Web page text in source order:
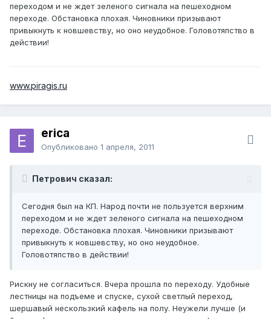
переходом и не ждет зеленого сигнала на пешеходном
переходе. Обстановка плохая. Чиновники призывают
привыкнуть к новшевству, но оно неудобное. Головотяпство в
действии!
www.piragis.ru
erica
Опубликовано 1 апреля, 2011
Петрович сказал:
Сегодня был на КП. Народ почти не пользуется верхним
переходом и не ждет зеленого сигнала на пешеходном
переходе. Обстановка плохая. Чиновники призывают
привыкнуть к новшевству, но оно неудобное.
Головотяпство в действии!
Рискну не согласиться. Вчера прошла по переходу. Удобные
лестницы на подъеме и спуске, сухой светлый переход,
шершавый нескользкий кафель на полу. Неужели лучше (и